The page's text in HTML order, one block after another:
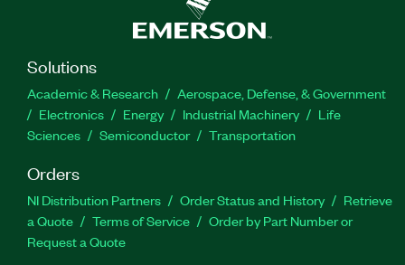
Solutions
Academic & Research
Aerospace, Defense, & Government
Electronics
Energy Industrial Machinery
Life
Sciences
Semiconductor Transportation
Orders
NI Distribution Partners Order Status and History
Retrieve
a Quote
Terms of Service
Order by Part Number or
Request a Quote